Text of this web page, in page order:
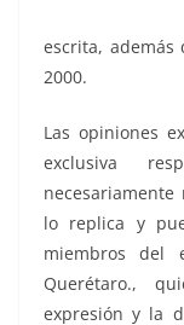
escrita, además
2000.
Las opiniones
exclusiva
lo replica y
miembros del
Querétaro.,
expresión y la